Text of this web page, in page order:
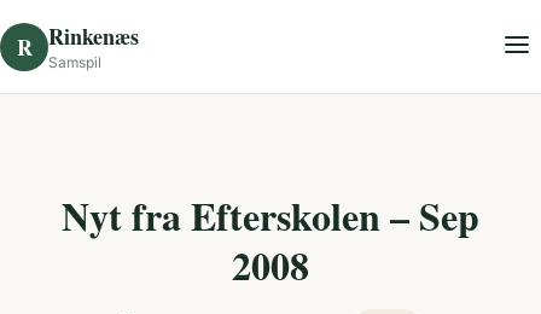
R Rinkenæs
Samspil
Nyt fra Efterskolen – Sep
2008